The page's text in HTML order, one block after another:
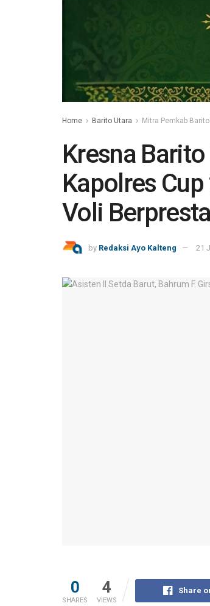
Home Barito Utara Mitra Pemkab
Kresna
Kapolres
Voli
by Redaksi Ayo Kalteng 21
0
SHARES
4
VIEWS
Share